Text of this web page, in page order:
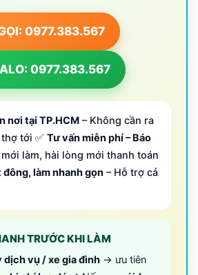
0977.383.567
0977.383.567
nơi tại TP.HCM – Không cần ra
tới ✅ Tư vấn miễn phí – Báo
mới làm, hài lòng mới thanh toán
làm nhanh gọn – Hỗ trợ cả
TRƯỚC KHI LÀM
dịch vụ / xe gia đình → ưu tiên